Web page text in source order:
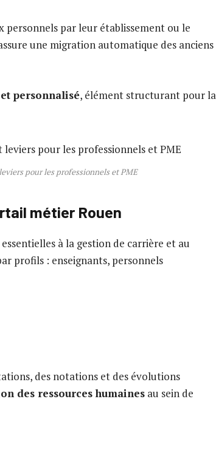
par leur établissement ou le
une migration automatique des anciens
personnalisé, élément structurant pour la
pour les professionnels et PME
métier Rouen
à la gestion de carrière et au
profils : enseignants, personnels
des notations et des évolutions
des ressources humaines au sein de